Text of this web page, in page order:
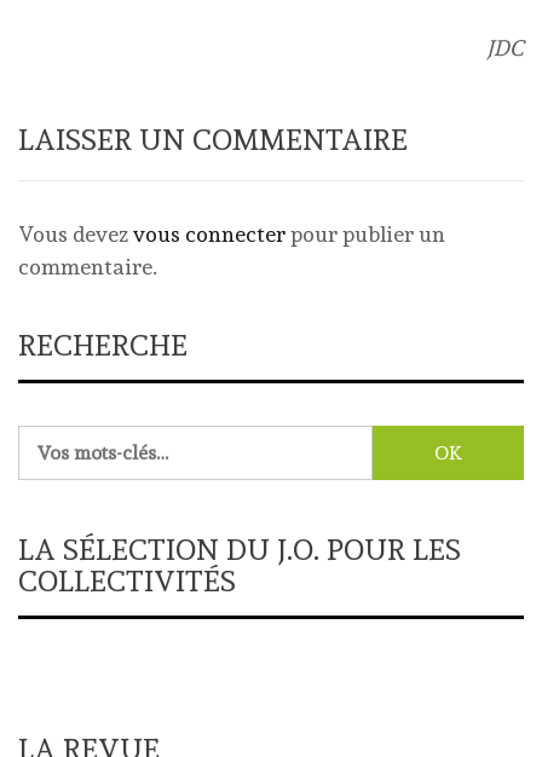
JDC
LAISSER UN COMMENTAIRE
Vous devezvous connecterpour publier un
commentaire.
RECHERCHE
LA SÉLECTION DU J.O. POUR LES
COLLECTIVITÉS
LA REVUE